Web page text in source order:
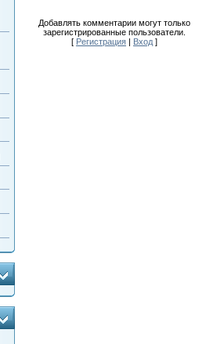
Добавлять комментарии могут только
зарегистрированные пользователи.
[ Регистрация| Вход]